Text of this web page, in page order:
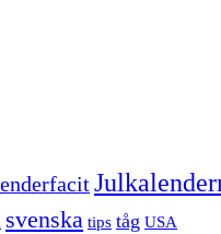
svenska tips tåg USA